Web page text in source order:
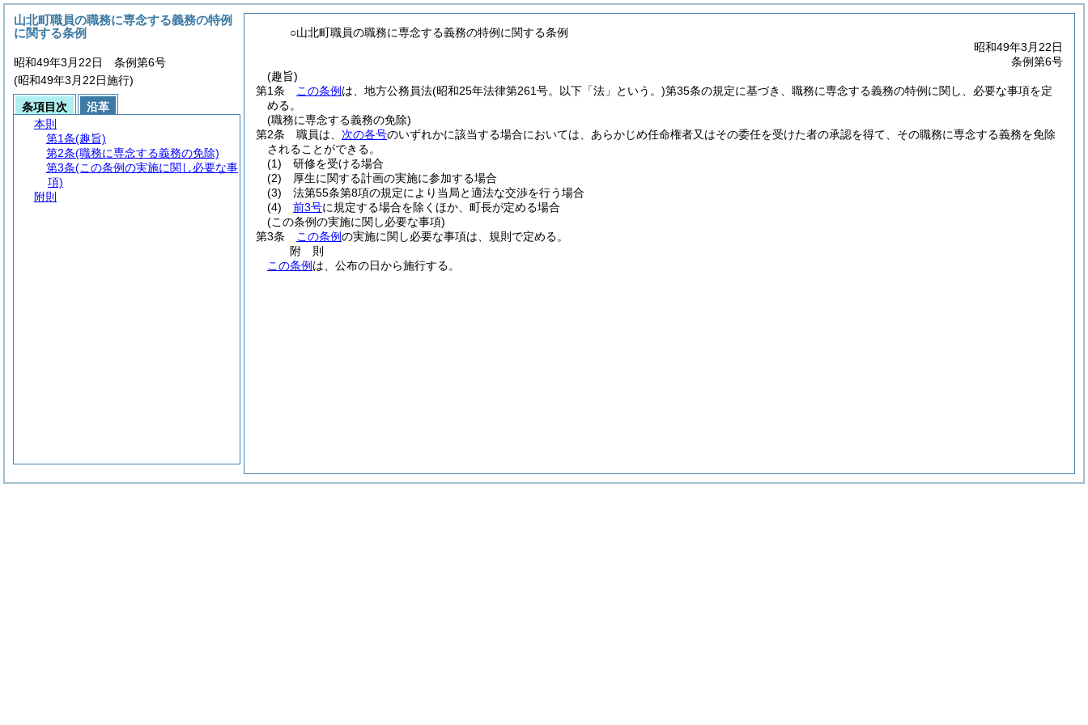
○山北町職員の職務に専念する義務の特例に関する条例
昭和49年3月22日
条例第6号
(趣旨)
第1条
この条例 は、地方公務員法(昭和25年法律第261号。以下「法」という。)第35条の規定に基づき、職務に専念する義務の特例に関し、必要な事項を定
める。
(職務に専念する義務の免除)
第2条
職員は、 次の各号のいずれかに該当する場合においては、あらかじめ任命権者又はその委任を受けた者の承認を得て、その職務に専念する義務を免除
されることができる。
(1)
研修を受ける場合
(2)
厚生に関する計画の実施に参加する場合
(3)
法第55条第8項の規定により当局と適法な交渉を行う場合
(4)
前3号に規定する場合を除くほか、町長が定める場合
(この条例の実施に関し必要な事項)
第3条
この条例の実施に関し必要な事項は、規則で定める。
附 則
この条例 は、公布の日から施行する。
山北町職員の職務に専念する義務の特例
に関する条例
昭和49年3月22日 条例第6号
(昭和49年3月22日施行)
条項目次
沿革
本則
第1条(趣旨)
第2条(職務に専念する義務の免除)
第3条(この条例の実施に関し必要な事
項)
附則